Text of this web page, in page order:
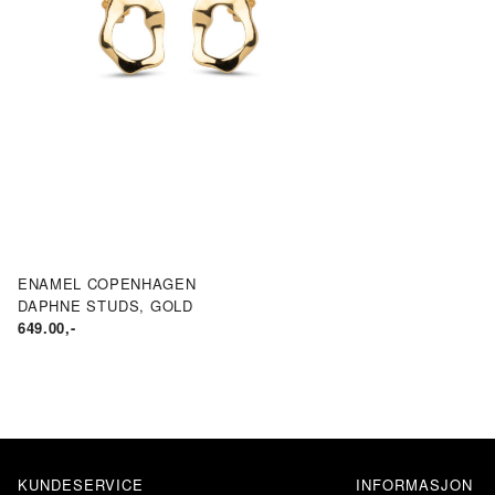
ENAMEL COPENHAGEN
DAPHNE STUDS, GOLD
649.00,-
KUNDESERVICE INFORMASJON